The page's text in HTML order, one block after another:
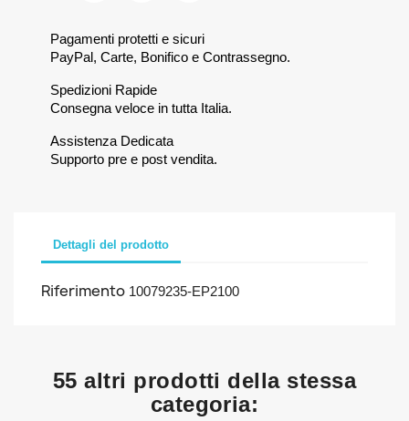
Pagamenti protetti e sicuri
PayPal, Carte, Bonifico e Contrassegno.
Spedizioni Rapide
Consegna veloce in tutta Italia.
Assistenza Dedicata
Supporto pre e post vendita.
Dettagli del prodotto
Riferimento 10079235-EP2100
55 altri prodotti della stessa
categoria: